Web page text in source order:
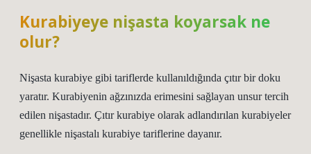
Kurabiyeye nişasta koyarsak ne
olur?
Nişasta kurabiye gibi tariflerde kullanıldığında çıtır bir doku
yaratır. Kurabiyenin ağzınızda erimesini sağlayan unsur tercih
edilen nişastadır. Çıtır kurabiye olarak adlandırılan kurabiyeler
genellikle nişastalı kurabiye tariflerine dayanır.